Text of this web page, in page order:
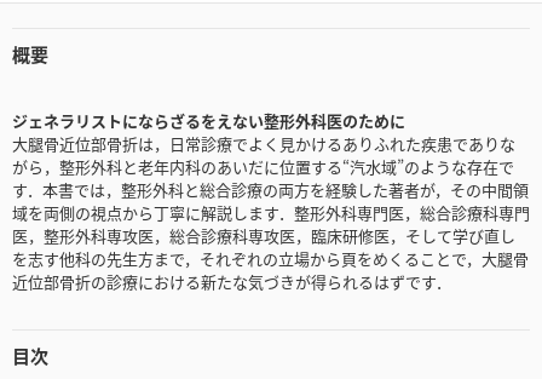
概要
ジェネラリストにならざるをえない整形外科医のために
大腿骨近位部骨折は，日常診療でよく見かけるありふれた疾患でありな
がら，整形外科と老年内科のあいだに位置する“汽水域”のような存在で
す．本書では，整形外科と総合診療の両方を経験した著者が，その中間領
域を両側の視点から丁寧に解説します．整形外科専門医，総合診療科専門
医，整形外科専攻医，総合診療科専攻医，臨床研修医，そして学び直し
を志す他科の先生方まで，それぞれの立場から頁をめくることで，大腿骨
近位部骨折の診療における新たな気づきが得られるはずです．
目次